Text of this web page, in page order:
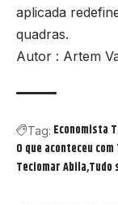
aplicada
quadras.
Autor : Artem
Tag: Economista
O que aconteceu
Teciomar Abila Tudo